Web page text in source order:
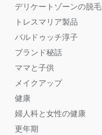
デリケートゾーンの脱毛
トレスマリア製品
バルドゥッチ淳子
ブランド秘話
ママと子供
メイクアップ
健康
婦人科と女性の健康
更年期